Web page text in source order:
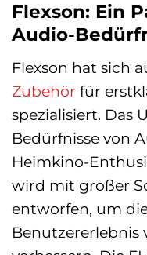
Flexson: Ein
Audio-
Flexson hat sich
Zubehör für
spezialisiert. Das
Bedürfnisse von
Heimkino-
wird mit großer
entworfen, um
Benutzererlebnis